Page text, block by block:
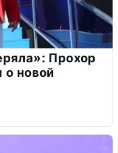
Прохор
о новой